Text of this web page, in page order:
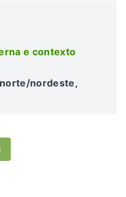
e contexto
nordeste,